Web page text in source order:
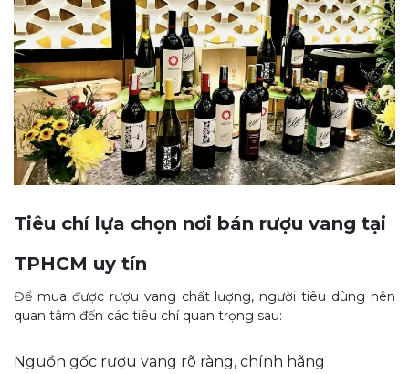
Tiêu chí lựa chọn nơi bán rượu vang tại
TPHCM uy tín
Để mua được rượu vang chất lượng, người tiêu dùng nên
quan tâm đến các tiêu chí quan trọng sau:
Nguồn gốc rượu vang rõ ràng, chính hãng